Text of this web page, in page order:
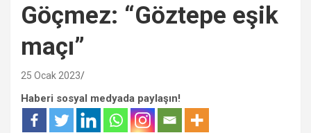
Göçmez: “Göztepe eşik
maçı”
25 Ocak 2023
Haberi sosyal medyada paylaşın!